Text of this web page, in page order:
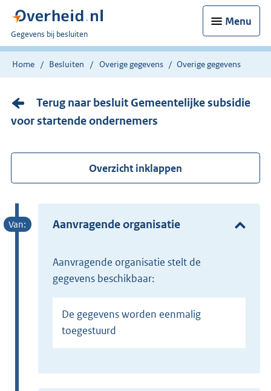
Menu
U
bent
nu
Gegevens bij besluiten
Home Besluiten Overige gegevens Overige gegevens
Terug naar besluit Gemeentelijke subsidie
voor startende ondernemers
Overzicht inklappen
Aanvragende organisatie
Aanvragende organisatie stelt de
gegevens beschikbaar:
De gegevens worden eenmalig
toegestuurd